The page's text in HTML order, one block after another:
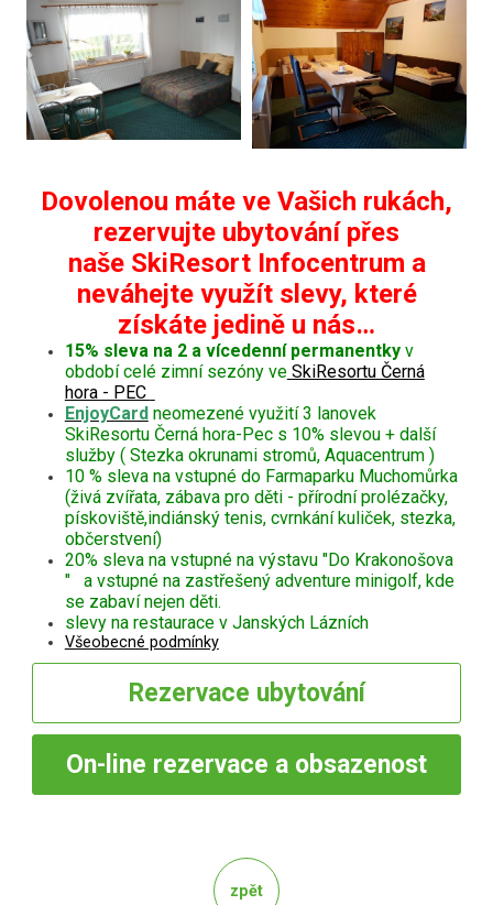
Dovolenou máte ve Vašich rukách,
rezervujte ubytování přes
naše SkiResort Infocentrum a
neváhejte využít slevy, které
získáte jedině u nás…
15% sleva na 2 a vícedenní permanentkyv
období celé zimní sezóny veSkiResortu Černá
hora - PEC
EnjoyCard neomezené využití 3 lanovek
SkiResortu Černá hora-Pec s 10% slevou + další
služby ( Stezka okrunami stromů, Aquacentrum )
10 % sleva na vstupné do Farmaparku Muchomůrka
(živá zvířata, zábava pro děti - přírodní prolézačky,
pískoviště,indiánský tenis, cvrnkání kuliček, stezka,
občerstvení)
20% sleva na vstupné na výstavu "Do Krakonošova
" a vstupné na zastřešený adventure minigolf, kde
se zabaví nejen děti.
slevy na restaurace v Janských Lázních
Všeobecné podmínky
Rezervace ubytování
On-line rezervace a obsazenost
zpět